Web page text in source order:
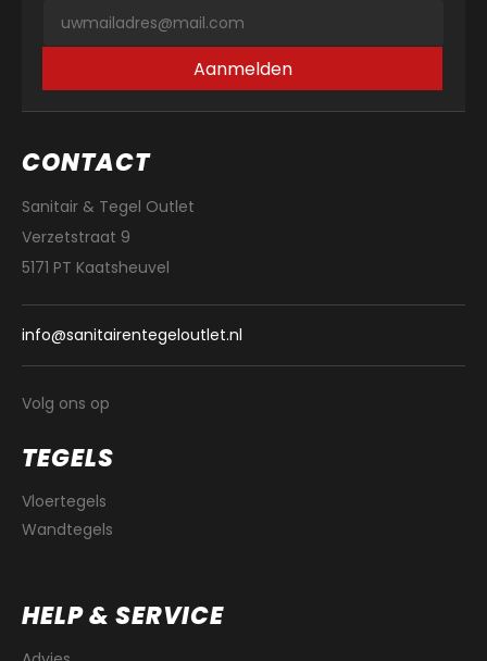
Aanmelden
CONTACT
Sanitair & Tegel Outlet
Verzetstraat 9
5171 PT Kaatsheuvel
info@sanitairentegeloutlet.nl
Volg ons op
TEGELS
Vloertegels
Wandtegels
HELP & SERVICE